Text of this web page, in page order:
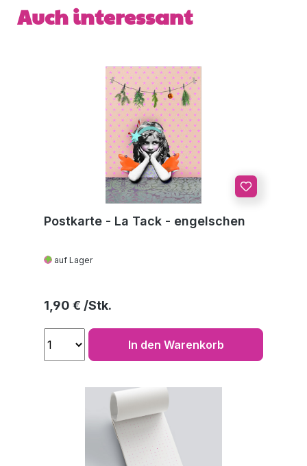
Produktgalerie überspringen
Auch interessant
Postkarte - La Tack - engelschen
auf Lager
Regulärer Preis:
1,90 €
In den Warenkorb